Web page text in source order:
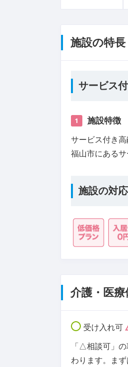
施設の特
サービス
1 施設特徴
サービス付き
福山市にある
施設の対
介護・医療
受け入れ可
「△相談可」
わります。ま